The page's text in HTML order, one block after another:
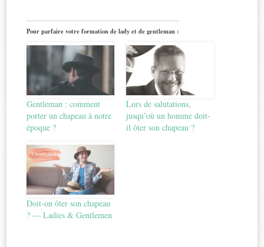
Pour parfaire votre formation de lady et de gentleman :
Gentleman : comment
porter un chapeau à notre
époque ?
Lors de salutations,
jusqu’où un homme doit-
il ôter son chapeau ?
Doit-on ôter son chapeau
? — Ladies & Gentlemen